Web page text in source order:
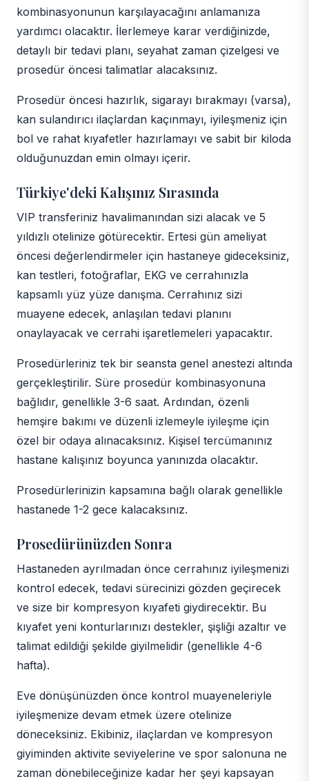
kombinasyonunun karşılayacağını anlamanıza
yardımcı olacaktır. İlerlemeye karar verdiğinizde,
detaylı bir tedavi planı, seyahat zaman çizelgesi ve
prosedür öncesi talimatlar alacaksınız.
Prosedür öncesi hazırlık, sigarayı bırakmayı (varsa),
kan sulandırıcı ilaçlardan kaçınmayı, iyileşmeniz için
bol ve rahat kıyafetler hazırlamayı ve sabit bir kiloda
olduğunuzdan emin olmayı içerir.
Türkiye'deki Kalışınız Sırasında
VIP transferiniz havalimanından sizi alacak ve 5
yıldızlı otelinize götürecektir. Ertesi gün ameliyat
öncesi değerlendirmeler için hastaneye gideceksiniz,
kan testleri, fotoğraflar, EKG ve cerrahınızla
kapsamlı yüz yüze danışma. Cerrahınız sizi
muayene edecek, anlaşılan tedavi planını
onaylayacak ve cerrahi işaretlemeleri yapacaktır.
Prosedürleriniz tek bir seansta genel anestezi altında
gerçekleştirilir. Süre prosedür kombinasyonuna
bağlıdır, genellikle 3-6 saat. Ardından, özenli
hemşire bakımı ve düzenli izlemeyle iyileşme için
özel bir odaya alınacaksınız. Kişisel tercümanınız
hastane kalışınız boyunca yanınızda olacaktır.
Prosedürlerinizin kapsamına bağlı olarak genellikle
hastanede 1-2 gece kalacaksınız.
Prosedürünüzden Sonra
Hastaneden ayrılmadan önce cerrahınız iyileşmenizi
kontrol edecek, tedavi sürecinizi gözden geçirecek
ve size bir kompresyon kıyafeti giydirecektir. Bu
kıyafet yeni konturlarınızı destekler, şişliği azaltır ve
talimat edildiği şekilde giyilmelidir (genellikle 4-6
hafta).
Eve dönüşünüzden önce kontrol muayeneleriyle
iyileşmenize devam etmek üzere otelinize
döneceksiniz. Ekibiniz, ilaçlardan ve kompresyon
giyiminden aktivite seviyelerine ve spor salonuna ne
zaman dönebileceğinize kadar her şeyi kapsayan